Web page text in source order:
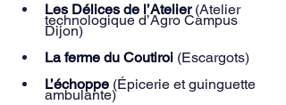
Les Délices de l’Atelier (Atelier
technologique d’Agro Campus
Dijon)
La ferme du Coutiroi (Escargots)
L’échoppe (Épicerie et guinguette
ambulante)